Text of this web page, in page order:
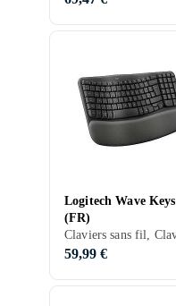
Logitech Wave Keys
(FR)
59,99 €